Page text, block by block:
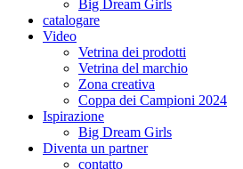
Big Dream Girls
catalogare
Video
Vetrina dei prodotti
Vetrina del marchio
Zona creativa
Coppa dei Campioni 2024
Ispirazione
Big Dream Girls
Diventa un partner
contatto